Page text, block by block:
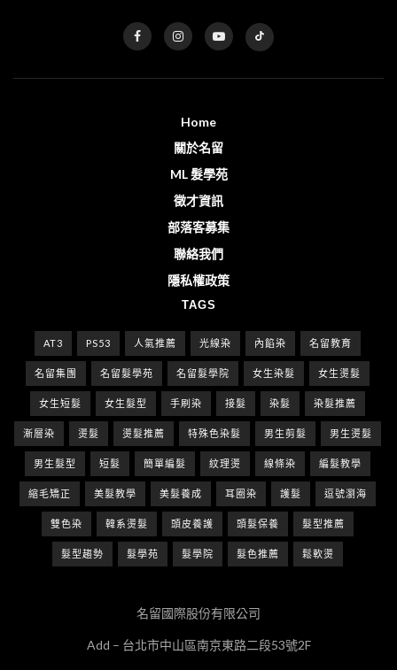
Home
關於名留
ML 髮學苑
徵才資訊
部落客募集
聯絡我們
隱私權政策
TAGS
AT3 PS53 人氣推薦 光線染 內餡染 名留教育
名留集團 名留髮學苑 名留髮學院 女生染髮 女生燙髮
女生短髮 女生髮型 手刷染 接髮 染髮 染髮推薦
漸層染 燙髮 燙髮推薦 特殊色染髮 男生剪髮 男生燙髮
男生髮型 短髮 簡單編髮 紋理燙 線條染 編髮教學
縮毛矯正 美髮教學 美髮養成 耳圈染 護髮 逗號瀏海
雙色染 韓系燙髮 頭皮養護 頭髮保養 髮型推薦
髮型趨勢 髮學苑 髮學院 髮色推薦 鬆軟燙
名留國際股份有限公司
Add – 台北市中山區南京東路二段53號2F